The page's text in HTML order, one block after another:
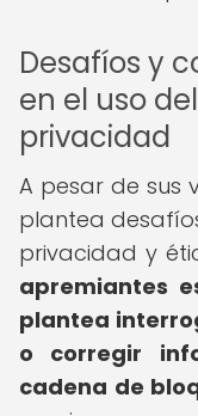
Desafíos y
en el uso
privacidad
A pesar de sus
plantea
privacidad y
apremiantes
plantea
o corregir
cadena de